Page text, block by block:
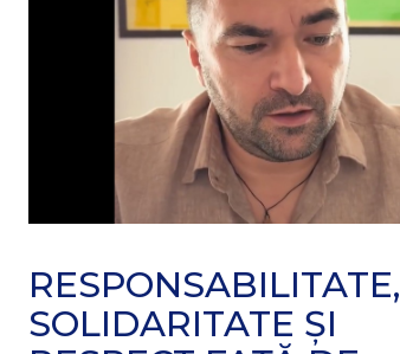
RESPONSABILITATE,
SOLIDARITATE ȘI